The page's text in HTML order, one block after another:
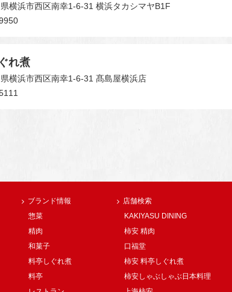
横浜市西区南幸1-6-31 横浜タカシマヤB1F
れ煮
横浜市西区南幸1-6-31 髙島屋横浜店
ブランド情報
惣菜
精肉
和菓子
料亭しぐれ煮
料亭
店舗検索
KAKIYASU DINING
柿安 精肉
口福堂
柿安 料亭しぐれ煮
柿安しゃぶしゃぶ日本料理